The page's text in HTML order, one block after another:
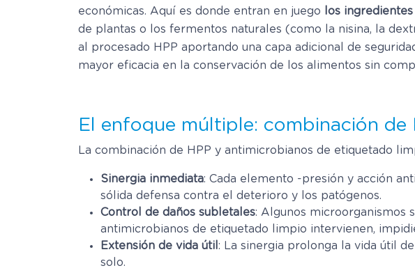
económicas. Aquí es donde entran en juego
los
de plantas o los fermentos naturales (como la nisina, la
al procesado HPP aportando una capa adicional de
mayor eficacia en la conservación de los alimentos sin
El enfoque múltiple: combinación
La combinación de HPP y antimicrobianos de etiquetado
Sinergia inmediata: Cada elemento -presión y acción
sólida defensa contra el deterioro y los patógenos.
Control de daños subletales: Algunos microorganismos
antimicrobianos de etiquetado limpio intervienen,
Extensión de vida útil : La sinergia prolonga la vida útil
solo.